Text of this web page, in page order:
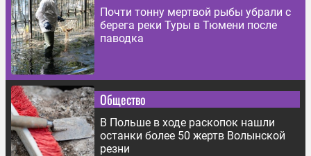
Почти тонну мертвой рыбы убрали с
берега реки Туры в Тюмени после
паводка
Общество
В Польше в ходе раскопок нашли
останки более 50 жертв Волынской
резни